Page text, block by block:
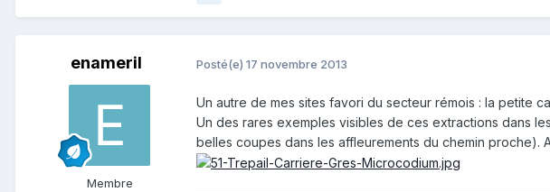
enameril
Membre
Posté(e) 17 novembre 2013
Un autre de mes sites favori du secteur rémois : la petite
Un des rares exemples visibles de ces extractions dans
belles coupes dans les affleurements du chemin